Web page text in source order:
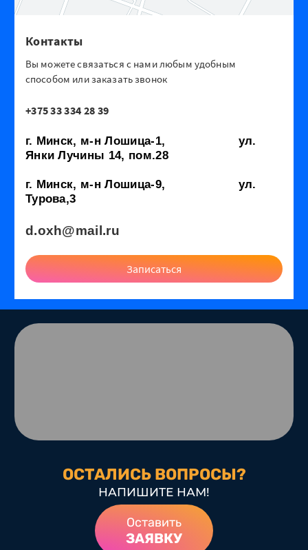
Контакты
Вы можете связаться с нами любым удобным
способом или заказать звонок
+375 33 334 28 39
г. Минск, м-н Лошица-1, ул.
Янки Лучины 14, пом.28
г. Минск, м-н Лошица-9, ул.
Турова,3
d.oxh@mail.ru
Записаться
ОСТАЛИСЬ ВОПРОСЫ?
НАПИШИТЕ НАМ!
Оставить
ЗАЯВКУ